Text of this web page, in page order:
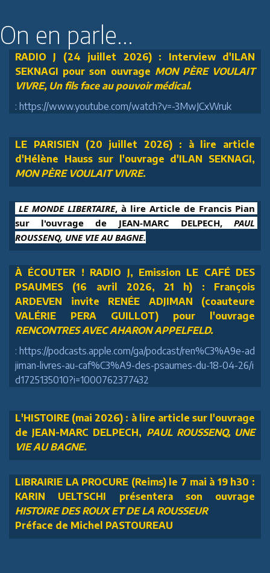
On en parle...
RADIO J (24 juillet 2026) : Interview d'ILAN
SEKNAGI pour son ouvrage MON PÈRE VOULAIT
VIVRE, Un fils face au pouvoir médical.
: https://www.youtube.com/watch?v=-3MwJCxWruk
LE PARISIEN (20 juillet 2026) : à lire article
d'Hélène Hauss sur l'ouvrage d'ILAN SEKNAGI,
MON PÈRE VOULAIT VIVRE.
LE MONDE LIBERTAIRE, à lire Article de Francis Pian
sur l'ouvrage de JEAN-MARC DELPECH, PAUL
ROUSSENQ, UNE VIE AU BAGNE.
À ÉCOUTER ! RADIO J, Emission LE CAFÉ DES
PSAUMES (16 avril 2026, 21 h) : François
ARDEVEN invite RENÉE ADJIMAN (coauteure
VALÉRIE PERA GUILLOT) pour l'ouvrage
RENCONTRES AVEC AHARON APPELFELD.
: https://podcasts.apple.com/ga/podcast/ren%C3%A9e-ad
jiman-livres-au-caf%C3%A9-des-psaumes-du-18-04-26/i
d1725135010?i=1000762377432
L'HISTOIRE (mai 2026) : à lire article sur l'ouvrage
de JEAN-MARC DELPECH, PAUL ROUSSENQ, UNE
VIE AU BAGNE.
LIBRAIRIE LA PROCURE (Reims) le 7 mai à 19 h30 :
KARIN UELTSCHI présentera son ouvrage
HISTOIRE DES ROUX ET DE LA ROUSSEUR
Préface de Michel PASTOUREAU